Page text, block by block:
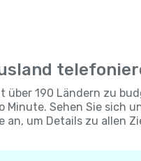
über 190 Ländern zu
Minute. Sehen Sie sich
an, um Details zu allen